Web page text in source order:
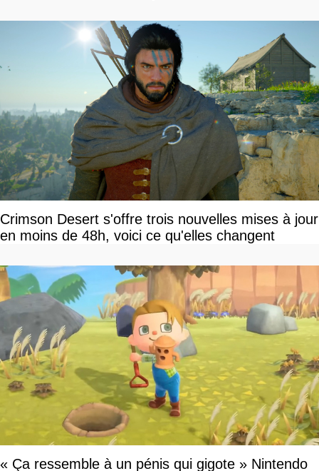
Crimson Desert s'offre trois nouvelles mises à jour
en moins de 48h, voici ce qu'elles changent
« Ça ressemble à un pénis qui gigote » Nintendo